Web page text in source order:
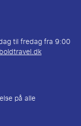
til fredag fra 9:00
på alle